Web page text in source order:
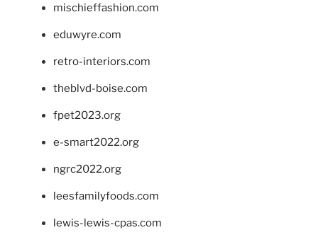
mischieffashion.com
eduwyre.com
retro-interiors.com
theblvd-boise.com
fpet2023.org
e-smart2022.org
ngrc2022.org
leesfamilyfoods.com
lewis-lewis-cpas.com